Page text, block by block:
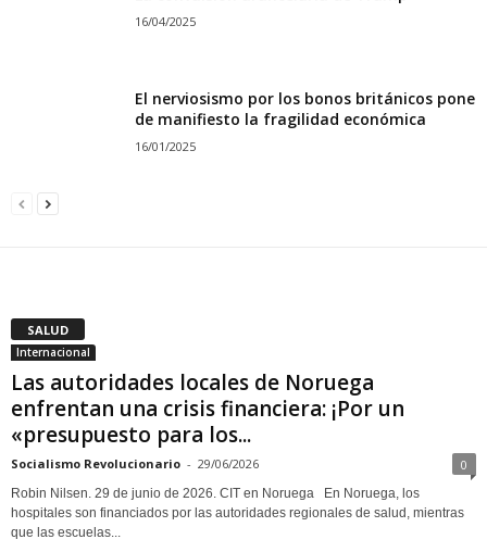
16/04/2025
El nerviosismo por los bonos británicos pone
de manifiesto la fragilidad económica
16/01/2025
SALUD
Internacional
Las autoridades locales de Noruega
enfrentan una crisis financiera: ¡Por un
«presupuesto para los...
Socialismo Revolucionario - 29/06/2026 0
Robin Nilsen. 29 de junio de 2026. CIT en Noruega En Noruega, los
hospitales son financiados por las autoridades regionales de salud, mientras
que las escuelas...